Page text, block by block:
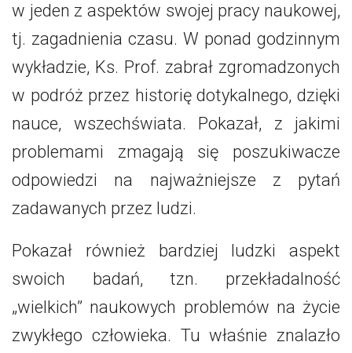
w jeden z aspektów swojej pracy naukowej,
tj. zagadnienia czasu. W ponad godzinnym
wykładzie, Ks. Prof. zabrał zgromadzonych
w podróż przez historię dotykalnego, dzięki
nauce, wszechświata. Pokazał, z jakimi
problemami zmagają się poszukiwacze
odpowiedzi na najważniejsze z pytań
zadawanych przez ludzi.
Pokazał również bardziej ludzki aspekt
swoich badań, tzn. przekładalność
„wielkich” naukowych problemów na życie
zwykłego człowieka. Tu właśnie znalazło